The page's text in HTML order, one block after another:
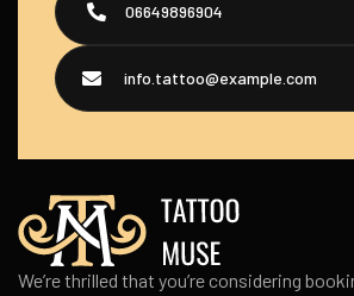
06649896904
info.tattoo@example.com
We’re thrilled that you’re considering